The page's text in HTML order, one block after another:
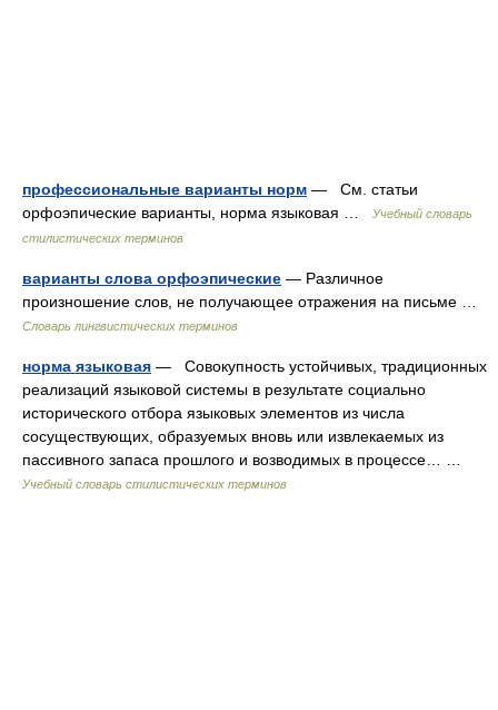
профессиональные варианты норм — См. статьи
орфоэпические варианты, норма языковая …
Учебный словарь
стилистических терминов
варианты слова орфоэпические — Различное
произношение слов, не получающее отражения на письме …
Словарь лингвистических терминов
норма языковая — Совокупность устойчивых, традиционных
реализаций языковой системы в результате социально
исторического отбора языковых элементов из числа
сосуществующих, образуемых вновь или извлекаемых из
пассивного запаса прошлого и возводимых в процессе… …
Учебный словарь стилистических терминов